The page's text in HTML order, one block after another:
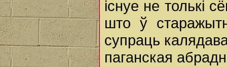
існуе не толькі
што ў
супраць
паганская